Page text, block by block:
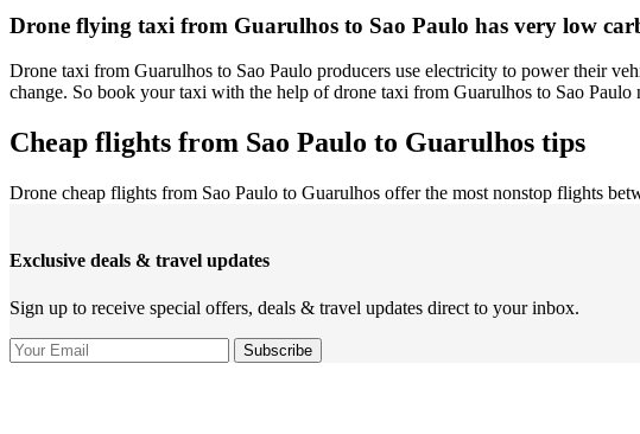
Drone flying taxi from Guarulhos to Sao Paulo has very low
Drone taxi from Guarulhos to Sao Paulo producers use electricity to power their
change. So book your taxi with the help of drone taxi from Guarulhos to Sao Paulo
Cheap flights from Sao Paulo to Guarulhos tips
Drone cheap flights from Sao Paulo to Guarulhos offer the most nonstop flights
Exclusive deals & travel updates
Sign up to receive special offers, deals & travel updates direct to your inbox.